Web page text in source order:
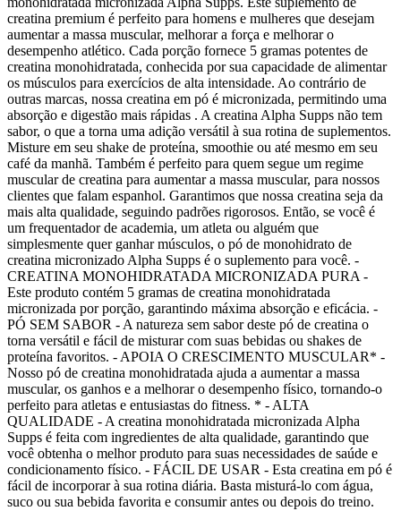
creatina premium é perfeito para homens e mulheres que desejam
aumentar a massa muscular, melhorar a força e melhorar o
desempenho atlético. Cada porção fornece 5 gramas potentes de
creatina monohidratada, conhecida por sua capacidade de alimentar
os músculos para exercícios de alta intensidade. Ao contrário de
outras marcas, nossa creatina em pó é micronizada, permitindo uma
absorção e digestão mais rápidas . A creatina Alpha Supps não tem
sabor, o que a torna uma adição versátil à sua rotina de suplementos.
Misture em seu shake de proteína, smoothie ou até mesmo em seu
café da manhã. Também é perfeito para quem segue um regime
muscular de creatina para aumentar a massa muscular, para nossos
clientes que falam espanhol. Garantimos que nossa creatina seja da
mais alta qualidade, seguindo padrões rigorosos. Então, se você é
um frequentador de academia, um atleta ou alguém que
simplesmente quer ganhar músculos, o pó de monohidrato de
creatina micronizado Alpha Supps é o suplemento para você. -
CREATINA MONOHIDRATADA MICRONIZADA PURA -
Este produto contém 5 gramas de creatina monohidratada
micronizada por porção, garantindo máxima absorção e eficácia. -
PÓ SEM SABOR - A natureza sem sabor deste pó de creatina o
torna versátil e fácil de misturar com suas bebidas ou shakes de
proteína favoritos. - APOIA O CRESCIMENTO MUSCULAR* -
Nosso pó de creatina monohidratada ajuda a aumentar a massa
muscular, os ganhos e a melhorar o desempenho físico, tornando-o
perfeito para atletas e entusiastas do fitness. * - ALTA
QUALIDADE - A creatina monohidratada micronizada Alpha
Supps é feita com ingredientes de alta qualidade, garantindo que
você obtenha o melhor produto para suas necessidades de saúde e
condicionamento físico. - FÁCIL DE USAR - Esta creatina em pó é
fácil de incorporar à sua rotina diária. Basta misturá-lo com água,
suco ou sua bebida favorita e consumir antes ou depois do treino.